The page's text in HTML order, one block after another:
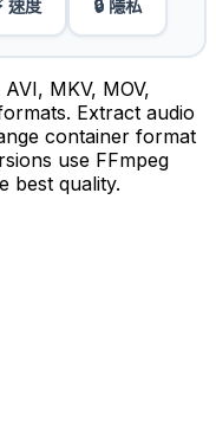
速度 🔒 隱私
MKV, MOV,
Extract audio
container format
use FFmpeg
best quality.